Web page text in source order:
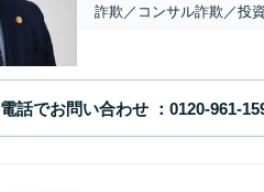
詐欺／コンサル詐欺／投
電話でお問い合わせ